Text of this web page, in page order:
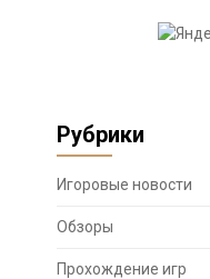
Рубрики
Игоровые новости
Обзоры
Прохождение игр